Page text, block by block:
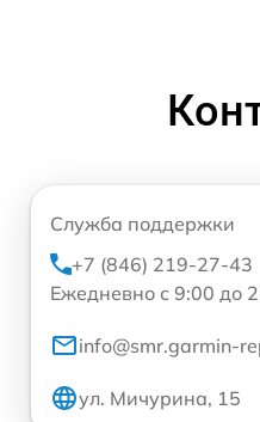
Служба поддержки
+7 (846) 219-27-43
Ежедневно с 9:00 до
info@smr.garmin-
ул. Мичурина, 15